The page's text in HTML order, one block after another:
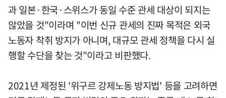
과 일본·한국·스위스가 동일 수준 관세 대상이 되지는
않았을 것"이라며 "이번 신규 관세의 진짜 목적은 외국
노동자 착취 방지가 아니며, 대규모 관세 정책을 다시 실
행할 수단을 찾는 것"이라고 비판했다.
2021년 제정된 '위구르 강제노동 방지법' 등을 고려하면